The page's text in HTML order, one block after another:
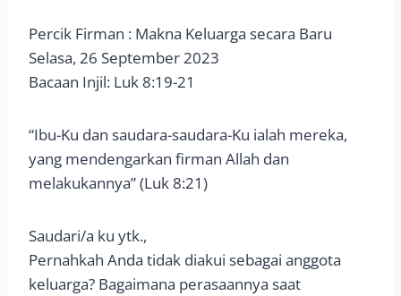
Percik Firman : Makna Keluarga secara Baru
Selasa, 26 September 2023
Bacaan Injil: Luk 8:19-21
“Ibu-Ku dan saudara-saudara-Ku ialah mereka,
yang mendengarkan firman Allah dan
melakukannya” (Luk 8:21)
Saudari/a ku ytk.,
Pernahkah Anda tidak diakui sebagai anggota
keluarga? Bagaimana perasaannya saat